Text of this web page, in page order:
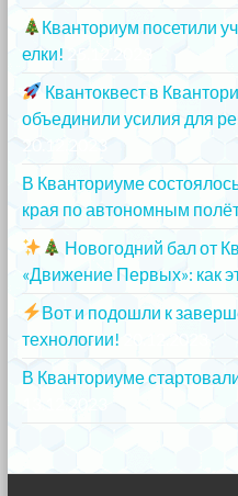
Кванториум посетили
елки!
Квантоквест в
объединили усилия для
20.12.2023
В Кванториуме
края по автономным
Новогодний бал от
«Движение Первых»: как
Вот и подошли к
технологии!
В Кванториуме